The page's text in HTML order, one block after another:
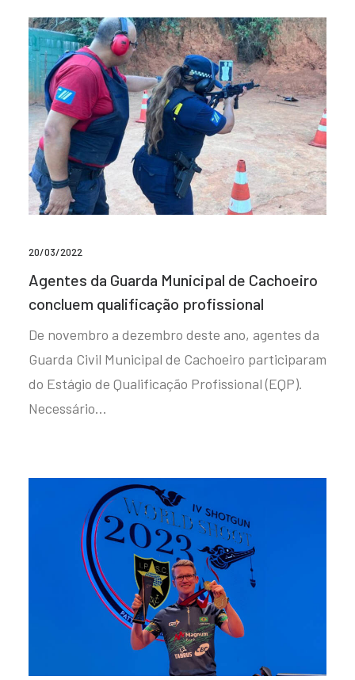
20/03/2022
Agentes da Guarda Municipal de Cachoeiro
concluem qualificação profissional
De novembro a dezembro deste ano, agentes da
Guarda Civil Municipal de Cachoeiro participaram
do Estágio de Qualificação Profissional (EQP).
Necessário…